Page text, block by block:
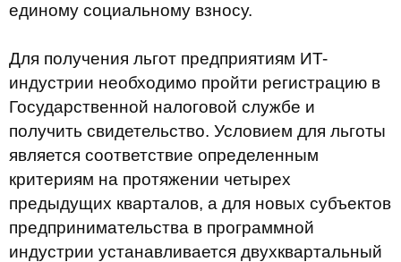
единому социальному взносу.
Для получения льгот предприятиям ИT-
индустрии необходимо пройти регистрацию в
Государственной налоговой службе и
получить свидетельство. Условием для льготы
является соответствие определенным
критериям на протяжении четырех
предыдущих кварталов, а для новых субъектов
предпринимательства в программной
индустрии устанавливается двухквартальный